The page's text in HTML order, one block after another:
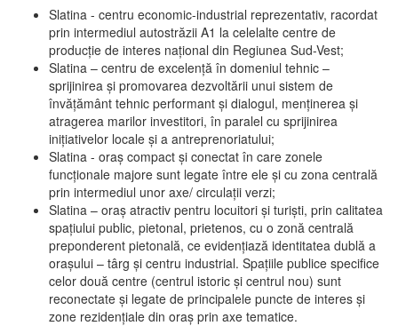
Slatina - centru economic-industrial reprezentativ, racordat
prin intermediul autostrăzii A1 la celelalte centre de
producţie de interes naţional din Regiunea Sud-Vest;
Slatina – centru de excelenţă în domeniul tehnic –
sprijinirea şi promovarea dezvoltării unui sistem de
învăţământ tehnic performant şi dialogul, menţinerea şi
atragerea marilor investitori, în paralel cu sprijinirea
iniţiativelor locale şi a antreprenoriatului;
Slatina - oraş compact şi conectat în care zonele
funcţionale majore sunt legate între ele şi cu zona centrală
prin intermediul unor axe/ circulații verzi;
Slatina – oraş atractiv pentru locuitori şi turişti, prin calitatea
spaţiului public, pietonal, prietenos, cu o zonă centrală
preponderent pietonală, ce evidenţiază identitatea dublă a
oraşului – târg şi centru industrial. Spaţiile publice specifice
celor două centre (centrul istoric şi centrul nou) sunt
reconectate şi legate de principalele puncte de interes şi
zone rezidenţiale din oraş prin axe tematice.